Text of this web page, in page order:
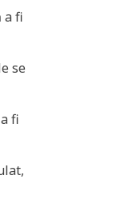
a fi
se
fi